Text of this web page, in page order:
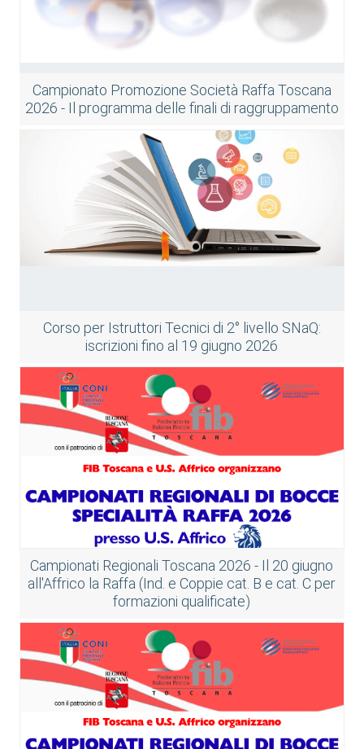
Campionato Promozione Società Raffa Toscana
2026 - Il programma delle finali di raggruppamento
Corso per Istruttori Tecnici di 2° livello SNaQ:
iscrizioni fino al 19 giugno 2026
Campionati Regionali Toscana 2026 - Il 20 giugno
all'Affrico la Raffa (Ind. e Coppie cat. B e cat. C per
formazioni qualificate)